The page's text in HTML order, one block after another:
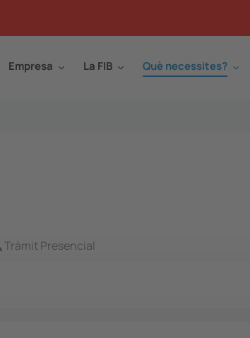
Empresa La FIB Què necessites?
Tràmit Presencial